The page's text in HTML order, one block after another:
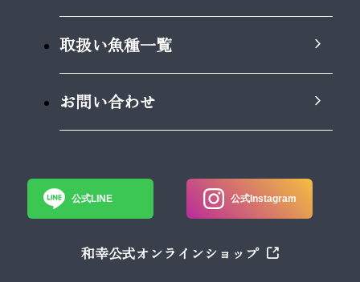
取扱い魚種一覧
お問い合わせ
公式LINE 公式Instagram
和幸公式オンラインショップ